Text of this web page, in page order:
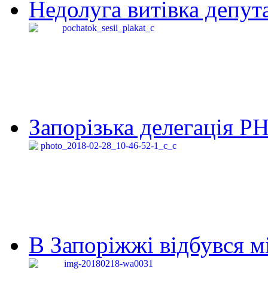
Недолуга витівка
Запорізька делегація
В Запоріжжі відбувся